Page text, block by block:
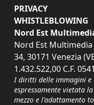
PRIVACY
WHISTLEBLOWING
Nord Est
Nord Est Multimedia
34, 30171 Venezia
1.432.522,00 C.F.
I diritti delle immagini e
espressamente vietata
mezzo e l'adattamento